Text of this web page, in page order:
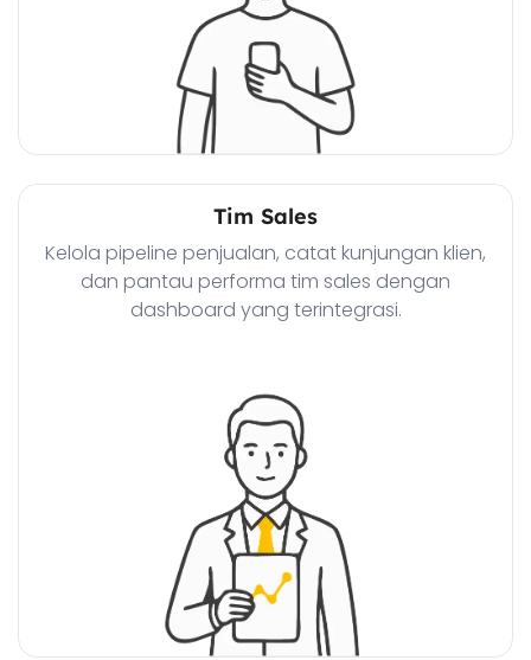
Tim Sales
Kelola pipeline penjualan, catat kunjungan klien,
dan pantau performa tim sales dengan
dashboard yang terintegrasi.